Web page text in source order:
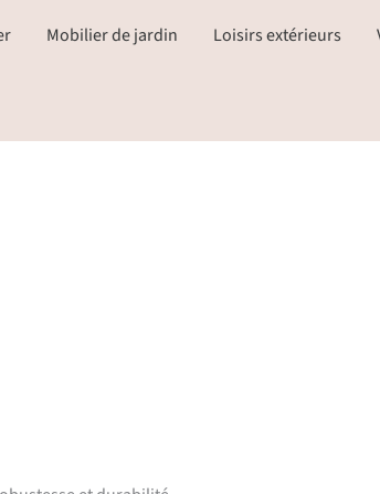
Mobilier de jardin Loisirs extérieurs